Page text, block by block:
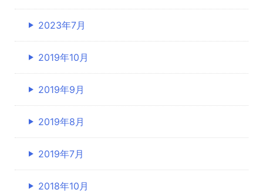
2023年7月
2019年10月
2019年9月
2019年8月
2019年7月
2018年10月